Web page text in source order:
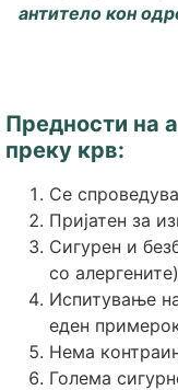
антитело кон
Предности на
преку крв:
Се
Пријатен за
Сигурен и
со
Испитување
еден
Нема
Голема